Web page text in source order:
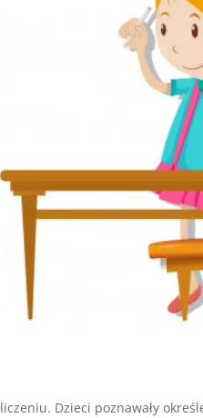
Dzieci poznawały